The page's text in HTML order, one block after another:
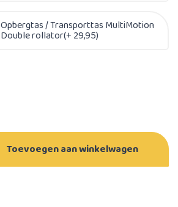
Opbergtas / Transporttas MultiMotion
Double rollator(+ 29,95)
Toevoegen aan winkelwagen